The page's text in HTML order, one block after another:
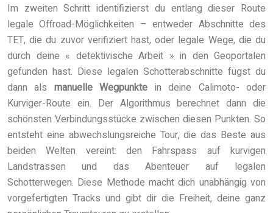
Im zweiten Schritt identifizierst du entlang dieser Route
legale Offroad-Möglichkeiten – entweder Abschnitte des
TET, die du zuvor verifiziert hast, oder legale Wege, die du
durch deine « detektivische Arbeit » in den Geoportalen
gefunden hast. Diese legalen Schotterabschnitte fügst du
dann als manuelle Wegpunkte in deine Calimoto- oder
Kurviger-Route ein. Der Algorithmus berechnet dann die
schönsten Verbindungsstücke zwischen diesen Punkten. So
entsteht eine abwechslungsreiche Tour, die das Beste aus
beiden Welten vereint: den Fahrspass auf kurvigen
Landstrassen und das Abenteuer auf legalen
Schotterwegen. Diese Methode macht dich unabhängig von
vorgefertigten Tracks und gibt dir die Freiheit, deine ganz